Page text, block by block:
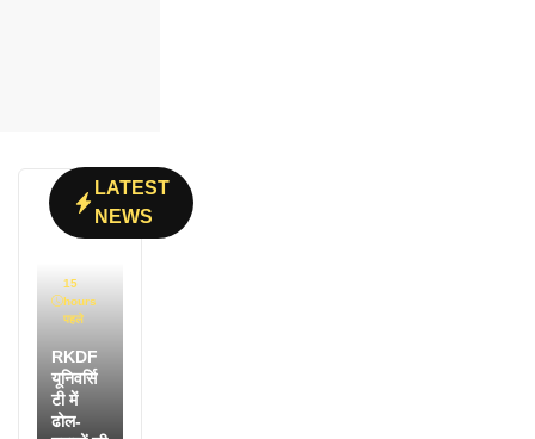
LATEST
NEWS
15
hours
पहले
RKDF
यूनिवर्सि
टी में
ढोल-